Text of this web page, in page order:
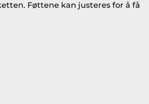
Føttene kan justeres for å få